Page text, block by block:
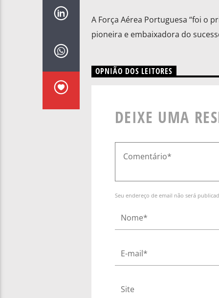
A Força Aérea Portuguesa “foi o
pioneira e embaixadora do
OPNIÃO DOS LEITORES
DEIXE UMA
Seu endereço de email não será